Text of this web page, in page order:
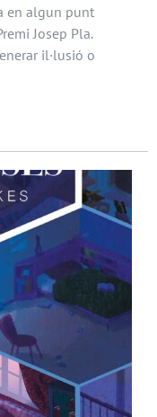
en algun punt
Josep Pla.
il·lusió o